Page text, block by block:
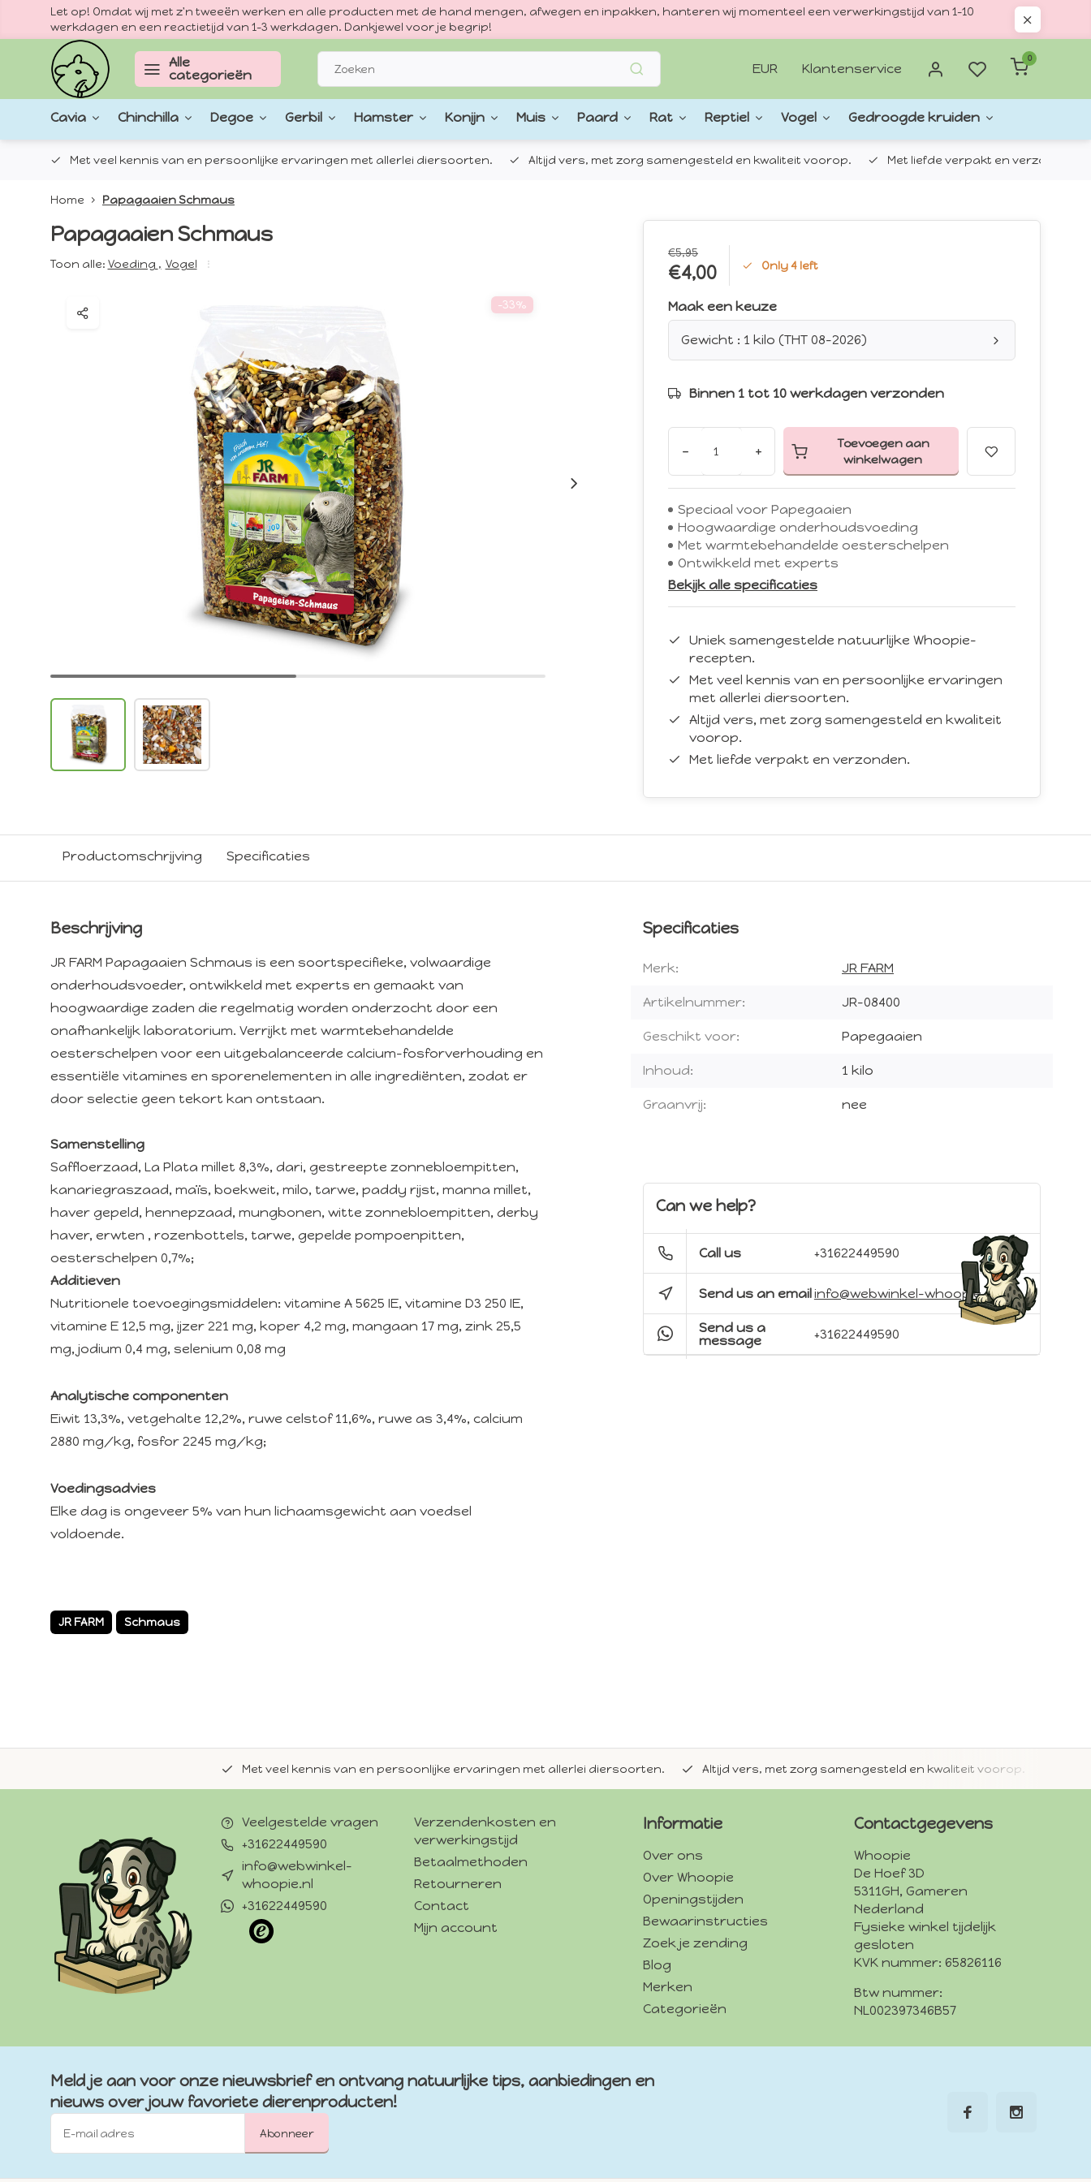
Let op! Omdat wij met z'n tweeën werken en alle producten met de hand mengen, afwegen en inpakken, hanteren wij momenteel een verwerkingstijd van 1–10
werkdagen en een reactietijd van 1–3 werkdagen. Dankjewel voor je begrip!
Alle
categorieën
EUR Klantenservice
0
Cavia Chinchilla Degoe Gerbil Hamster Konijn Muis Paard Rat Reptiel Vogel Gedroogde kruiden
Met veel kennis van en persoonlijke ervaringen met allerlei diersoorten. Altijd vers, met zorg samengesteld en kwaliteit voorop. Met liefde verpakt en verzonden.
Home Papagaaien Schmaus
Papagaaien Schmaus
Toon alle: Voeding , Vogel
-33%
€5,95
€4,00 Only 4 left
Maak een keuze
Gewicht : 1 kilo (THT 08-2026)
Binnen 1 tot 10 werkdagen verzonden
- +
Toevoegen aan
winkelwagen
Speciaal voor Papegaaien
Hoogwaardige onderhoudsvoeding
Met warmtebehandelde oesterschelpen
Ontwikkeld met experts
Bekijk alle specificaties
Uniek samengestelde natuurlijke Whoopie-
recepten.
Met veel kennis van en persoonlijke ervaringen
met allerlei diersoorten.
Altijd vers, met zorg samengesteld en kwaliteit
voorop.
Met liefde verpakt en verzonden.
Productomschrijving Specificaties
Beschrijving
JR FARM Papagaaien Schmaus is een soortspecifieke, volwaardige
onderhoudsvoeder, ontwikkeld met experts en gemaakt van
hoogwaardige zaden die regelmatig worden onderzocht door een
onafhankelijk laboratorium. Verrijkt met warmtebehandelde
oesterschelpen voor een uitgebalanceerde calcium-fosforverhouding en
essentiële vitamines en sporenelementen in alle ingrediënten, zodat er
door selectie geen tekort kan ontstaan.
Samenstelling
Saffloerzaad, La Plata millet 8,3%, dari, gestreepte zonnebloempitten,
kanariegraszaad, maïs, boekweit, milo, tarwe, paddy rijst, manna millet,
haver gepeld, hennepzaad, mungbonen, witte zonnebloempitten, derby
haver, erwten , rozenbottels, tarwe, gepelde pompoenpitten,
oesterschelpen 0,7%;
Additieven
Nutritionele toevoegingsmiddelen: vitamine A 5625 IE, vitamine D3 250 IE,
vitamine E 12,5 mg, ijzer 221 mg, koper 4,2 mg, mangaan 17 mg, zink 25,5
mg, jodium 0,4 mg, selenium 0,08 mg
Analytische componenten
Eiwit 13,3%, vetgehalte 12,2%, ruwe celstof 11,6%, ruwe as 3,4%, calcium
2880 mg/kg, fosfor 2245 mg/kg;
Voedingsadvies
Elke dag is ongeveer 5% van hun lichaamsgewicht aan voedsel
voldoende.
JR FARM Schmaus
Specificaties
Merk: JR FARM
Artikelnummer: JR-08400
Geschikt voor: Papegaaien
Inhoud: 1 kilo
Graanvrij: nee
Can we help?
Call us +31622449590
Send us an emailinfo@webwinkel-whoopie.nl
Send us a
message
+31622449590
Met veel kennis van en persoonlijke ervaringen met allerlei diersoorten. Altijd vers, met zorg samengesteld en kwaliteit voorop.
Veelgestelde vragen
+31622449590
info@webwinkel-
whoopie.nl
+31622449590
Verzendenkosten en
verwerkingstijd
Betaalmethoden
Retourneren
Contact
Mijn account
Informatie
Over ons
Over Whoopie
Openingstijden
Bewaarinstructies
Zoek je zending
Blog
Merken
Categorieën
Contactgegevens
Whoopie
De Hoef 3D
5311GH, Gameren
Nederland
Fysieke winkel tijdelijk
gesloten
KVK nummer: 65826116
Btw nummer:
NL002397346B57
Meld je aan voor onze nieuwsbrief en ontvang natuurlijke tips, aanbiedingen en
nieuws over jouw favoriete dierenproducten!
Abonneer